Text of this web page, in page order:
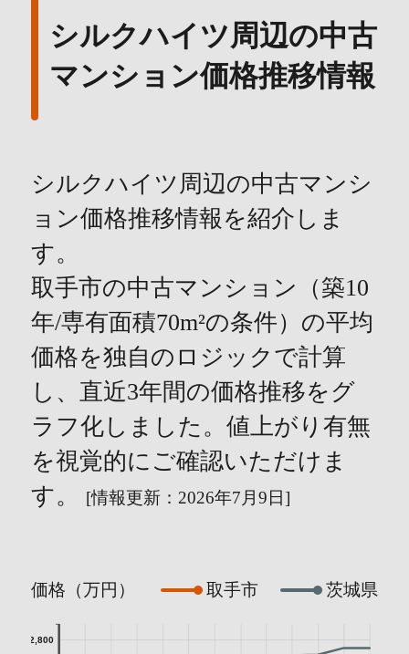
シルクハイツ周辺の中古
マンション価格推移情報
シルクハイツ周辺の中古マンシ
ョン価格推移情報を紹介しま
す。
取手市の中古マンション（築10
年/専有面積70m²の条件）の平均
価格を独自のロジックで計算
し、直近3年間の価格推移をグ
ラフ化しました。値上がり有無
を視覚的にご確認いただけま
す。
[情報更新：2026年7月9日]
価格（万円） 取手市 茨城県
2,800